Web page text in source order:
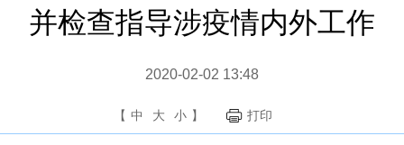
并检查指导涉疫情内外工作
2020-02-02 13:48
【 中 大 小 】 打印